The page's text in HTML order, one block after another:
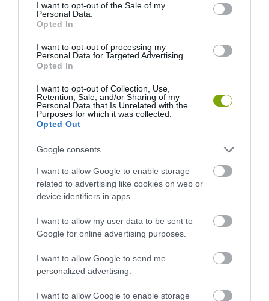
I want to opt-out of the Sale of my
Personal Data.
Opted In
I want to opt-out of processing my
Personal Data for Targeted Advertising.
Opted In
I want to opt-out of Collection, Use,
Retention, Sale, and/or Sharing of my
Personal Data that Is Unrelated with the
Purposes for which it was collected.
Opted Out
Google consents
I want to allow Google to enable storage
related to advertising like cookies on web or
device identifiers in apps.
I want to allow my user data to be sent to
Google for online advertising purposes.
I want to allow Google to send me
personalized advertising.
I want to allow Google to enable storage
ELŐZŐ CIKK
KÉK TARISZNYARÁK A KÉK TARISZNYARÁK ELLEN: A
CHESAPEAKE-ÖBÖLBEN NÉHA A ROKONSÁG IS RAGADOZÓ
KÖVETKEZŐ CIKK
MIÉRT LESZ EGY DAL SLÁGER, MÍG A TÖBBI ELVÉRZIK? – A
TUDOMÁNY VÁLASZOL (ÉS NEM, NEM A TIKTOK AZ OKA)
HASONLÓ ÉRDEKESSÉGEK